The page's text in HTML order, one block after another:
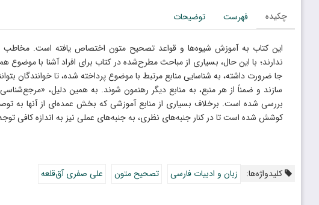
چکیده فهرست توضیحات
این کتاب به آموزش شیوه‌ها و قواعد تصحیح متون اختصاص یافته است.
ندارند؛ با این حال، بسیاری از مباحث مطرح‌شده در کتاب برای افراد آشنا با
جا ضرورت داشته، به شناسایی منابع مرتبط با موضوع پرداخته شده، تا خوانندگان
سازند و ضمناً از هر منبع، به منابع دیگر رهنمون شوند. به همین دلیل،
بررسی شده است. برخلاف بسیاری از منابع آموزشی که بخش عمده‌ای از آنها به
کوشش شده است تا در کنار جنبه‌های نظری، به جنبه‌های عملی نیز به اندازه کافی
کلیدواژه‌ها: زبان و ادبیات فارسی تصحیح متون علی صفری آق‌قلعه